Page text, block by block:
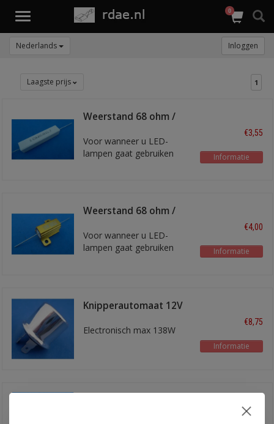
Toggle
0
Nederlands Inloggen
Laagste prijs 1
Weerstand 68 ohm /
Voor wanneer u LED-
lampen gaat gebruiken
€3,55
Informatie
Weerstand 68 ohm /
Voor wanneer u LED-
lampen gaat gebruiken
€4,00
Informatie
Knipperautomaat 12V
Electronisch max 138W
€8,75
Informatie
€9,50